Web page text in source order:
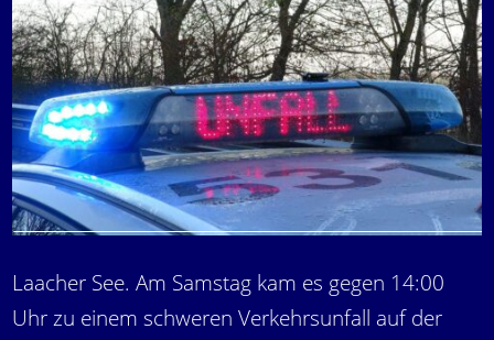
Laacher See. Am Samstag kam es gegen 14:00
Uhr zu einem schweren Verkehrsunfall auf der